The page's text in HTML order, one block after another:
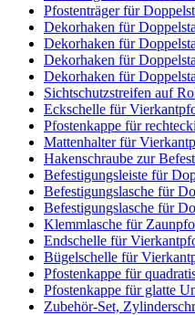
Pfostenträger für
Dekorhaken für
Dekorhaken für
Dekorhaken für
Dekorhaken für
Sichtschutzstreifen auf
Eckschelle für
Pfostenkappe für
Mattenhalter für
Hakenschraube zur
Befestigungsleiste für
Befestigungslasche für
Befestigungslasche für
Klemmlasche für
Endschelle für
Bügelschelle für
Pfostenkappe für
Pfostenkappe für glatte
Zubehör-Set,